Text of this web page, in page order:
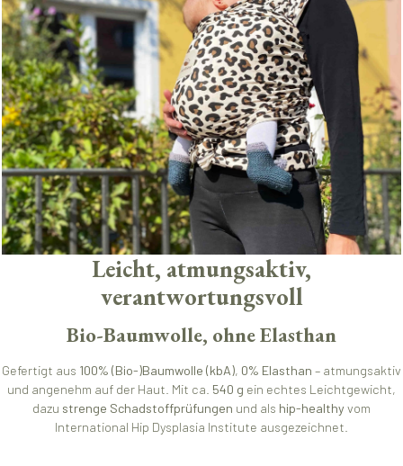
Leicht, atmungsaktiv,
verantwortungsvoll
Bio-Baumwolle, ohne Elasthan
Gefertigt aus 100% (Bio-)Baumwolle (kbA), 0% Elasthan – atmungsaktiv
und angenehm auf der Haut. Mit ca. 540 g ein echtes Leichtgewicht,
dazu strenge Schadstoffprüfungen und als hip-healthy vom
International Hip Dysplasia Institute ausgezeichnet.